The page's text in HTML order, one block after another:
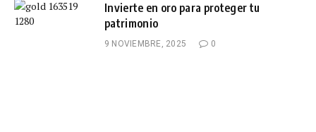
Invierte en oro para proteger tu
patrimonio
9 NOVIEMBRE, 2025 0